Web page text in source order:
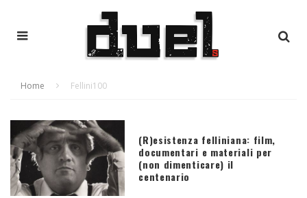
Home Fellini100
(R)esistenza felliniana: film,
documentari e materiali per
(non dimenticare) il
centenario